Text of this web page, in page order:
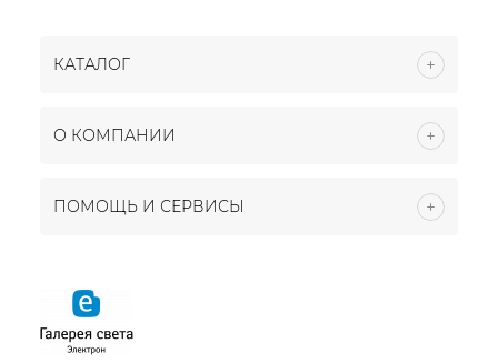
КАТАЛОГ
О КОМПАНИИ
ПОМОЩЬ И СЕРВИСЫ